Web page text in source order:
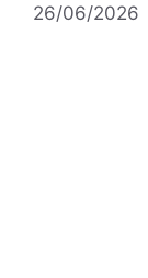
26/06/2026